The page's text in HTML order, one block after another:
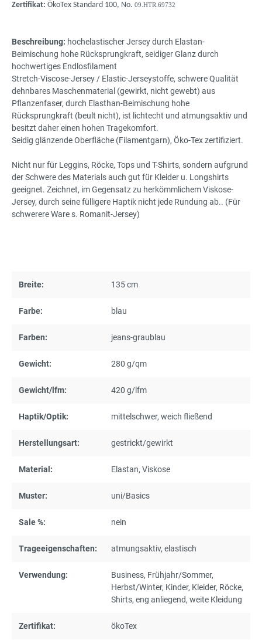
Zertifikat: ÖkoTex Standard 100, No. 09.HTR.69732
Beschreibung: hochelastischer Jersey durch Elastan-
Beimischung hohe Rücksprungkraft, seidiger Glanz durch
hochwertiges Endlosfilament
Stretch-Viscose-Jersey / Elastic-Jerseystoffe, schwere Qualität
dehnbares Maschenmaterial (gewirkt, nicht gewebt) aus
Pflanzenfaser, durch Elasthan-Beimischung hohe
Rücksprungkraft (beult nicht), ist lichtecht und atmungsaktiv und
besitzt daher einen hohen Tragekomfort.
Seidig glänzende Oberfläche (Filamentgarn), Öko-Tex zertifiziert.
Nicht nur für Leggins, Röcke, Tops und T-Shirts, sondern aufgrund
der Schwere des Materials auch gut für Kleider u. Longshirts
geeignet. Zeichnet, im Gegensatz zu herkömmlichem Viskose-
Jersey, durch seine fülligere Haptik nicht jede Rundung ab.. (Für
schwerere Ware s. Romanit-Jersey)
Breite: 135 cm
Farbe: blau
Farben: jeans-graublau
Gewicht: 280 g/qm
Gewicht/lfm: 420 g/lfm
Haptik/Optik: mittelschwer, weich fließend
Herstellungsart: gestrickt/gewirkt
Material: Elastan, Viskose
Muster: uni/Basics
Sale %: nein
Trageeigenschaften: atmungsaktiv, elastisch
Verwendung: Business, Frühjahr/Sommer,
Herbst/Winter, Kinder, Kleider, Röcke,
Shirts, eng anliegend, weite Kleidung
Zertifikat: ökoTex